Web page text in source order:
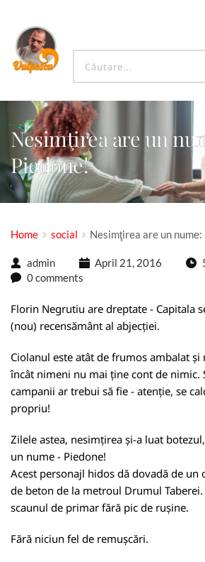
Nesimţirea are un
Piedone!
Home social Nesimţirea are un nume:
admin April 21, 2016
0 comments
Florin Negrutiu are dreptate - Capitala
(nou) recensământ al abjecției.
Ciolanul este atât de frumos ambalat și
încât nimeni nu mai ține cont de nimic.
campanii ar trebui să fie - atenție, se
propriu!
Zilele astea, nesimțirea și-a luat
un nume - Piedone!
Acest personajl hidos dă dovadă de un
de beton de la metroul Drumul
scaunul de primar fără pic de rușine.
Fără niciun fel de remușcări.